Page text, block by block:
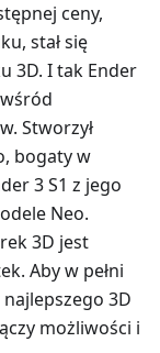
ceny,
stał się
3D. I tak Ender
Stworzył
bogaty w
3 S1 z jego
Neo.
3D jest
Aby w pełni
3D
możliwości i